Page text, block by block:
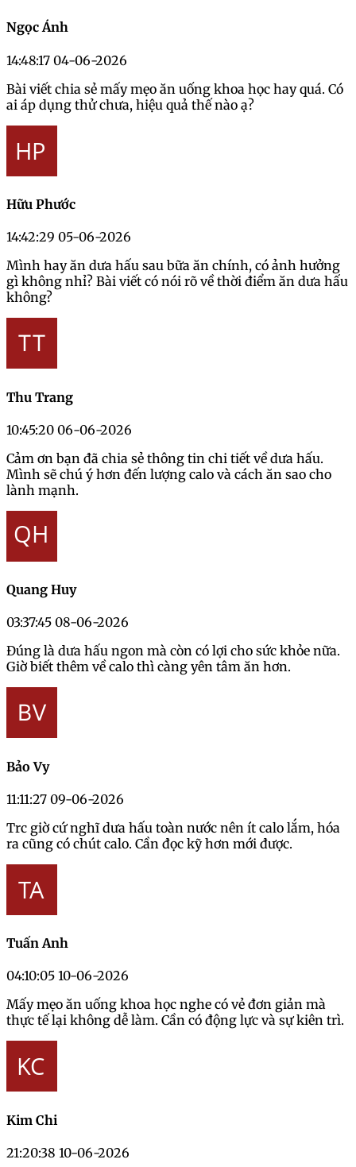
Ngọc Ánh
14:48:17 04-06-2026
Bài viết chia sẻ mấy mẹo ăn uống khoa học hay quá. Có
ai áp dụng thử chưa, hiệu quả thế nào ạ?
Hữu Phước
14:42:29 05-06-2026
Mình hay ăn dưa hấu sau bữa ăn chính, có ảnh hưởng
gì không nhỉ? Bài viết có nói rõ về thời điểm ăn dưa hấu
không?
Thu Trang
10:45:20 06-06-2026
Cảm ơn bạn đã chia sẻ thông tin chi tiết về dưa hấu.
Mình sẽ chú ý hơn đến lượng calo và cách ăn sao cho
lành mạnh.
Quang Huy
03:37:45 08-06-2026
Đúng là dưa hấu ngon mà còn có lợi cho sức khỏe nữa.
Giờ biết thêm về calo thì càng yên tâm ăn hơn.
Bảo Vy
11:11:27 09-06-2026
Trc giờ cứ nghĩ dưa hấu toàn nước nên ít calo lắm, hóa
ra cũng có chút calo. Cần đọc kỹ hơn mới được.
Tuấn Anh
04:10:05 10-06-2026
Mấy mẹo ăn uống khoa học nghe có vẻ đơn giản mà
thực tế lại không dễ làm. Cần có động lực và sự kiên trì.
Kim Chi
21:20:38 10-06-2026